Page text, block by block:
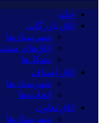
خانه
اتاق بازرگانی
شهرستان‌ها
اتاق‌های
تشکل‌ها
اتاق اصناف
شهرستان‌ها
اتحادیه‌ها
اتاق تعاون
شهرستان‌ها